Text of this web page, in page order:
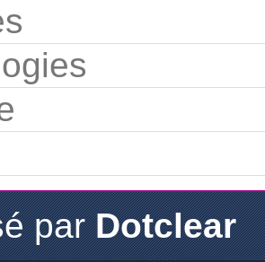
parDotclear